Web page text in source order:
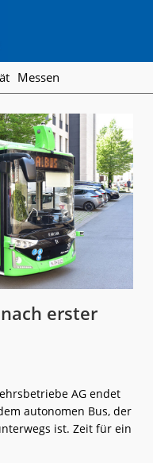
Messen
erster
AG endet
autonomen Bus, der
ist. Zeit für ein